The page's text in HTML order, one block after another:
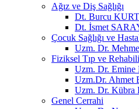
Ağız ve Diş Sağlığı
Dt. Burcu KURT
Dt. İsmet
Çocuk Sağlığı ve
Uzm. Dr.
Fiziksel Tıp ve
Uzm. Dr.
Uzm.Dr.
Uzm. Dr.
Genel Cerrahi